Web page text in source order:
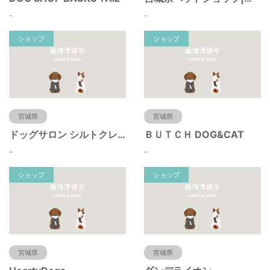
- -
ショップ
宮城県
ドッグサロン シルトクレーテ
-
ショップ
宮城県
ＢＵＴＣＨ DOG&CAT
-
ショップ
宮城県
ショップ
宮城県